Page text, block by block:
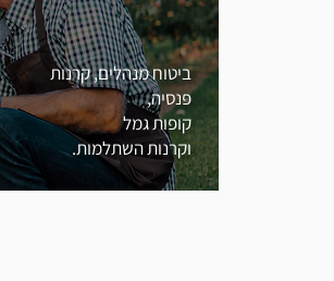
ביטוח מנהלים, קרנות
פנסיה,
קופות גמל
וקרנות השתלמות.